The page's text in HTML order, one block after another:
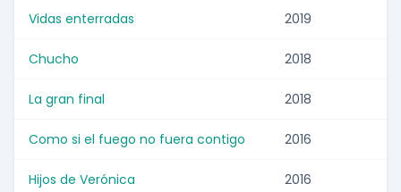
Vidas enterradas 2019
Chucho 2018
La gran final 2018
Como si el fuego no fuera contigo 2016
Hijos de Verónica 2016